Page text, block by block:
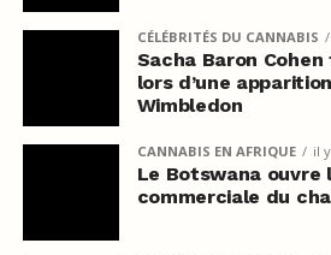
CÉLÉBRITÉS DU CANNABIS
Sacha Baron
lors d’une
Wimbledon
CANNABIS EN AFRIQUE il
Le Botswana ouvre
commerciale du